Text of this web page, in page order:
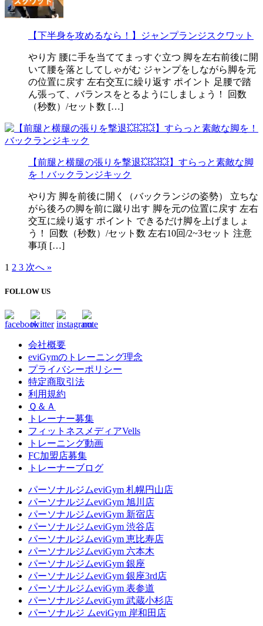
【下半身を攻めるなら！】ジャンプランジスクワット
やり方 腰に手を当ててまっすぐ立つ 脚を左右前後に開
いて腰を落としてしゃがむ ジャンプをしながら脚を元
の位置に戻す 左右交互に繰り返す ポイント 足腰で踏
ん張って、バランスをとるようにしましょう！ 回数
（秒数）/セット数 […]
【前腿と横腿の張りを撃退💥💥💥】すらっと素敵な脚
を！バックランジキック
やり方 脚を前後に開く（バックランジの姿勢） 立ちな
がら後ろの脚を前に蹴り出す 脚を元の位置に戻す 左右
交互に繰り返す ポイント できるだけ脚を上げましょ
う！ 回数（秒数）/セット数 左右10回/2~3セット 注意
事項 […]
1 2 3 次へ »
FOLLOW US
会社概要
eviGymのトレーニング理念
プライバシーポリシー
特定商取引法
利用規約
Ｑ＆Ａ
トレーナー募集
フィットネスメディアVells
トレーニング動画
FC加盟店募集
トレーナーブログ
パーソナルジムeviGym 札幌円山店
パーソナルジムeviGym 旭川店
パーソナルジムeviGym 新宿店
パーソナルジムeviGym 渋谷店
パーソナルジムeviGym 恵比寿店
パーソナルジムeviGym 六本木
パーソナルジムeviGym 銀座
パーソナルジムeviGym 銀座3rd店
パーソナルジムeviGym 表参道
パーソナルジムeviGym 武蔵小杉店
パーソナルジ ムeviGym 岸和田店